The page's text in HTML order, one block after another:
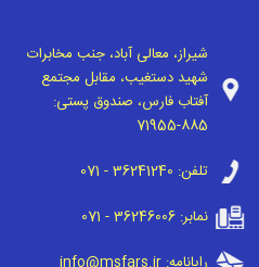
شیراز، معالی آباد، جنب مخابرات
شهید دستغیب، مقابل مجتمع
آفتاب فارس، صندوق پستی:
71955-885
تلفن: 071 - 36241240
نمابر:071 - 36246006